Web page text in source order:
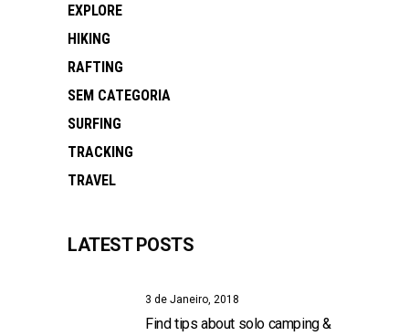
EXPLORE
HIKING
RAFTING
SEM CATEGORIA
SURFING
TRACKING
TRAVEL
LATEST POSTS
3 de Janeiro, 2018
Find tips about solo camping &